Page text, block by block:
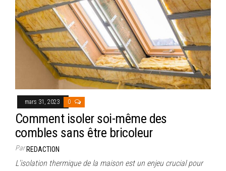
mars 31, 2023 0
Comment isoler soi-même des
combles sans être bricoleur
ParREDACTION
L’isolation thermique de la maison est un enjeu crucial pour